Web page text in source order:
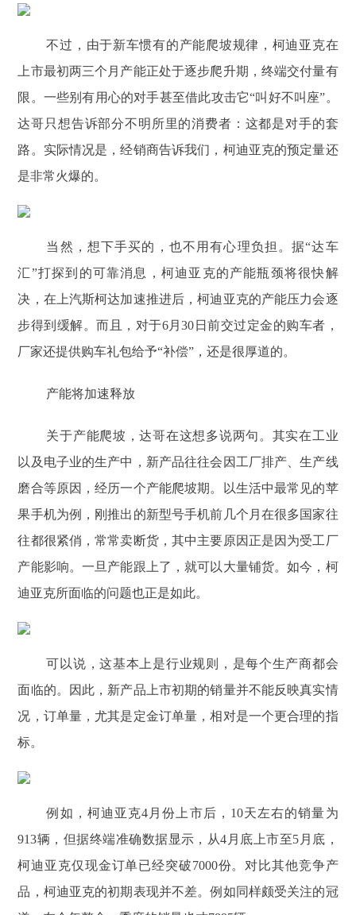
不过，由于新车惯有的产能爬坡规律，柯迪亚克在
上市最初两三个月产能正处于逐步爬升期，终端交付量有
限。一些别有用心的对手甚至借此攻击它“叫好不叫座”。
达哥只想告诉部分不明所里的消费者：这都是对手的套
路。实际情况是，经销商告诉我们，柯迪亚克的预定量还
是非常火爆的。
当然，想下手买的，也不用有心理负担。据“达车
汇”打探到的可靠消息，柯迪亚克的产能瓶颈将很快解
决，在上汽斯柯达加速推进后，柯迪亚克的产能压力会逐
步得到缓解。而且，对于6月30日前交过定金的购车者，
厂家还提供购车礼包给予“补偿”，还是很厚道的。
产能将加速释放
关于产能爬坡，达哥在这想多说两句。其实在工业
以及电子业的生产中，新产品往往会因工厂排产、生产线
磨合等原因，经历一个产能爬坡期。以生活中最常见的苹
果手机为例，刚推出的新型号手机前几个月在很多国家往
往都很紧俏，常常卖断货，其中主要原因正是因为受工厂
产能影响。一旦产能跟上了，就可以大量铺货。如今，柯
迪亚克所面临的问题也正是如此。
可以说，这基本上是行业规则，是每个生产商都会
面临的。因此，新产品上市初期的销量并不能反映真实情
况，订单量，尤其是定金订单量，相对是一个更合理的指
标。
例如，柯迪亚克4月份上市后，10天左右的销量为
913辆，但据终端准确数据显示，从4月底上市至5月底，
柯迪亚克仅现金订单已经突破7000份。对比其他竞争产
品，柯迪亚克的初期表现并不差。例如同样颇受关注的冠